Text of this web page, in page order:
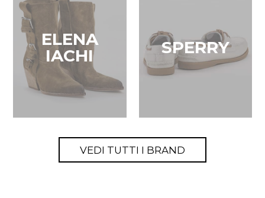
ELENA
IACHI
SPERRY
VEDI TUTTI I BRAND